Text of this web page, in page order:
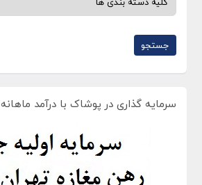
سرمایه گذاری در پوشاک با درآمد ماهانه 30میلیون تومان